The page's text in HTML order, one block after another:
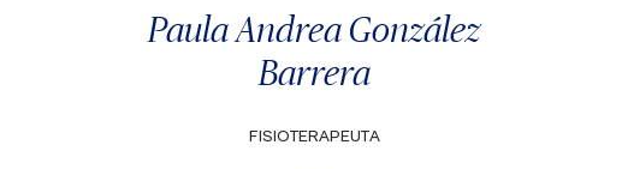
Paula Andrea González
Barrera
FISIOTERAPEUTA